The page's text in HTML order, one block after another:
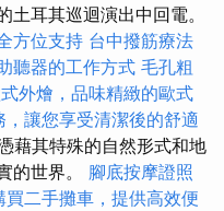
耳其巡迴演出中回電。
方位支持 台中撥筋療法
聽器的工作方式 毛孔粗
外燴，品味精緻的歐式
，讓您享受清潔後的舒適
藉其特殊的自然形式和地
的世界。 腳底按摩證照
買二手攤車，提供高效便